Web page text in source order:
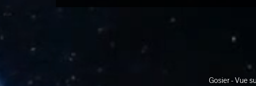
Gosier - Vue